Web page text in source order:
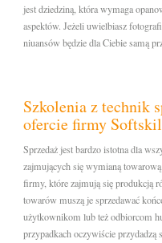
jest dziedziną, która wymaga
aspektów. Jeżeli uwielbiasz
niuansów będzie dla Ciebie samą
Szkolenia z technik
ofercie firmy
Sprzedaż jest bardzo istotna dla
zajmujących się wymianą
firmy, które zajmują się produkcją
towarów muszą je sprzedawać
użytkownikom lub też odbiorcom
przypadkach oczywiście przydadzą